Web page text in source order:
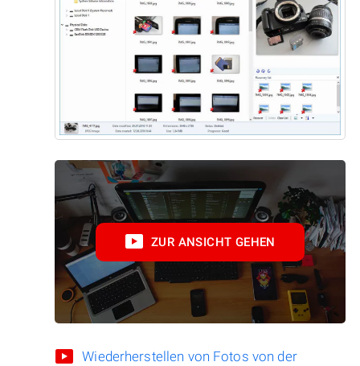
ZUR ANSICHT GEHEN
Wiederherstellen von Fotos von der